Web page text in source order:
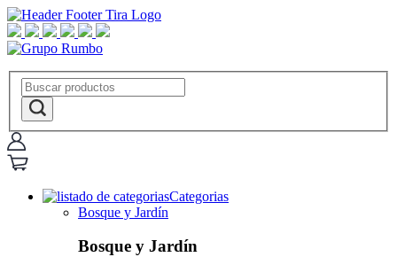
Categorias
Bosque y Jardín
Bosque y Jardín